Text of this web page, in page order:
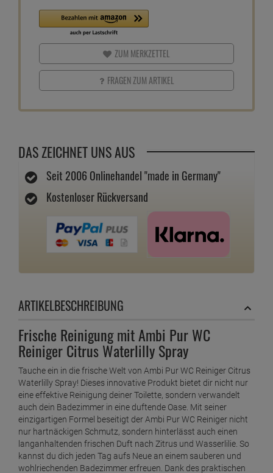
ZUM MERKZETTEL
FRAGEN ZUM ARTIKEL
DAS ZEICHNET UNS AUS
Seit 2006 Onlinehandel "made in Germany"
Kostenloser Rückversand
ARTIKELBESCHREIBUNG
Frische Reinigung mit Ambi Pur WC
Reiniger Citrus Waterlilly Spray
Tauche ein in die frische Welt von Ambi Pur WC Reiniger Citrus
Waterlilly Spray! Dieses innovative Produkt bietet dir nicht nur
eine effektive Reinigung deiner Toilette, sondern verwandelt
auch dein Badezimmer in eine duftende Oase. Mit seiner
einzigartigen Formel beseitigt der Ambi Pur WC Reiniger nicht
nur hartnäckigen Schmutz, sondern hinterlässt auch einen
langanhaltenden frischen Duft nach Zitrus und Wasserlilie. So
kannst du dich jeden Tag aufs Neue an einem sauberen und
wohlriechenden Badezimmer erfreuen. Dank des praktischen